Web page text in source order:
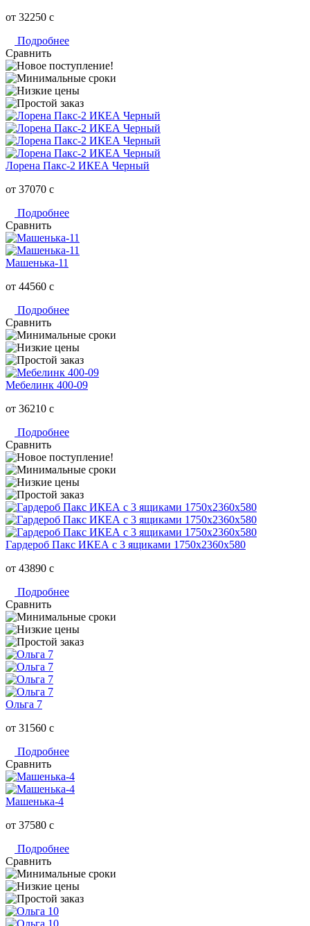
от 32250 c
Подробнее
Сравнить
Лорена Пакс-2 ИКЕА Черный
от 37070 c
Подробнее
Сравнить
Машенька-11
от 44560 c
Подробнее
Сравнить
Мебелинк 400-09
от 36210 c
Подробнее
Сравнить
Гардероб Пакс ИКЕА с 3 ящиками 1750х2360х580
от 43890 c
Подробнее
Сравнить
Ольга 7
от 31560 c
Подробнее
Сравнить
Машенька-4
от 37580 c
Подробнее
Сравнить